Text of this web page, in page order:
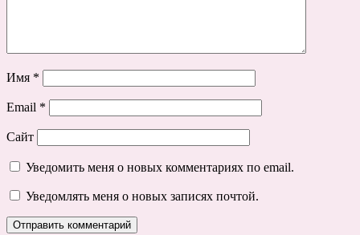
Имя *
Email *
Сайт
Уведомить меня о новых комментариях по email.
Уведомлять меня о новых записях почтой.